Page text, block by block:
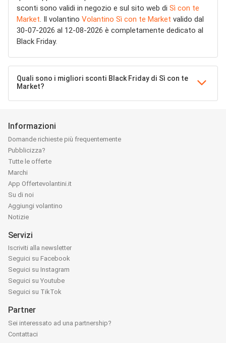
sconti sono validi in negozio e sul sito web di Sì con te
Market. Il volantino Volantino Sì con te Market valido dal
30-07-2026 al 12-08-2026 è completamente dedicato al
Black Friday.
Quali sono i migliori sconti Black Friday di Sì con te
Market?
Informazioni
Domande richieste più frequentemente
Pubblicizza?
Tutte le offerte
Marchi
App Offertevolantini.it
Su di noi
Aggiungi volantino
Notizie
Servizi
Iscriviti alla newsletter
Seguici su Facebook
Seguici su Instagram
Seguici su Youtube
Seguici su TikTok
Partner
Sei interessato ad una partnership?
Contattaci